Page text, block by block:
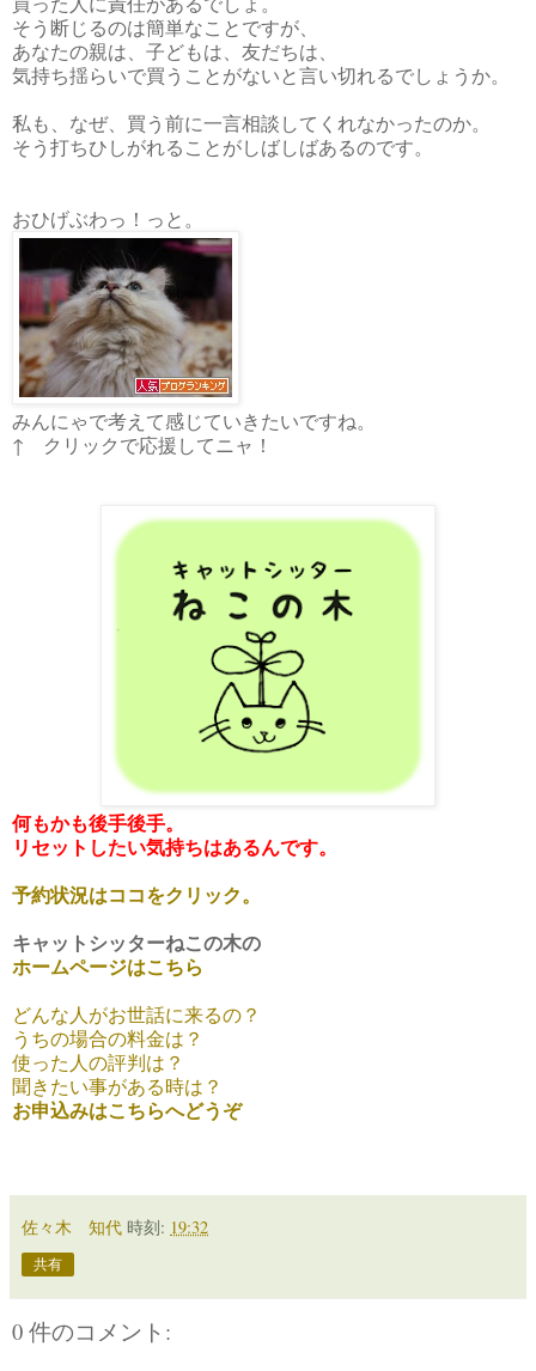
そう断じるのは簡単なことですが、
あなたの親は、子どもは、友だちは、
気持ち揺らいで買うことがないと言い切れるでしょうか。
私も、なぜ、買う前に一言相談してくれなかったのか。
そう打ちひしがれることがしばしばあるのです。
おひげぶわっ！っと。
みんにゃで考えて感じていきたいですね。
↑ クリックで応援してニャ！
何もかも後手後手。
リセットしたい気持ちはあるんです。
予約状況はココをクリック。
キャットシッターねこの木の
ホームページはこちら
どんな人がお世話に来るの？
うちの場合の料金は？
使った人の評判は？
聞きたい事がある時は？
お申込みはこちらへどうぞ
佐々木 知代 時刻: 19:32
共有
0 件のコメント: